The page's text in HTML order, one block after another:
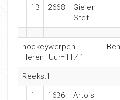
13 2668
Gielen
Stef
hockeywerpen
Ben
Heren
Uur=11:41
Reeks:1
1 1636
Artois